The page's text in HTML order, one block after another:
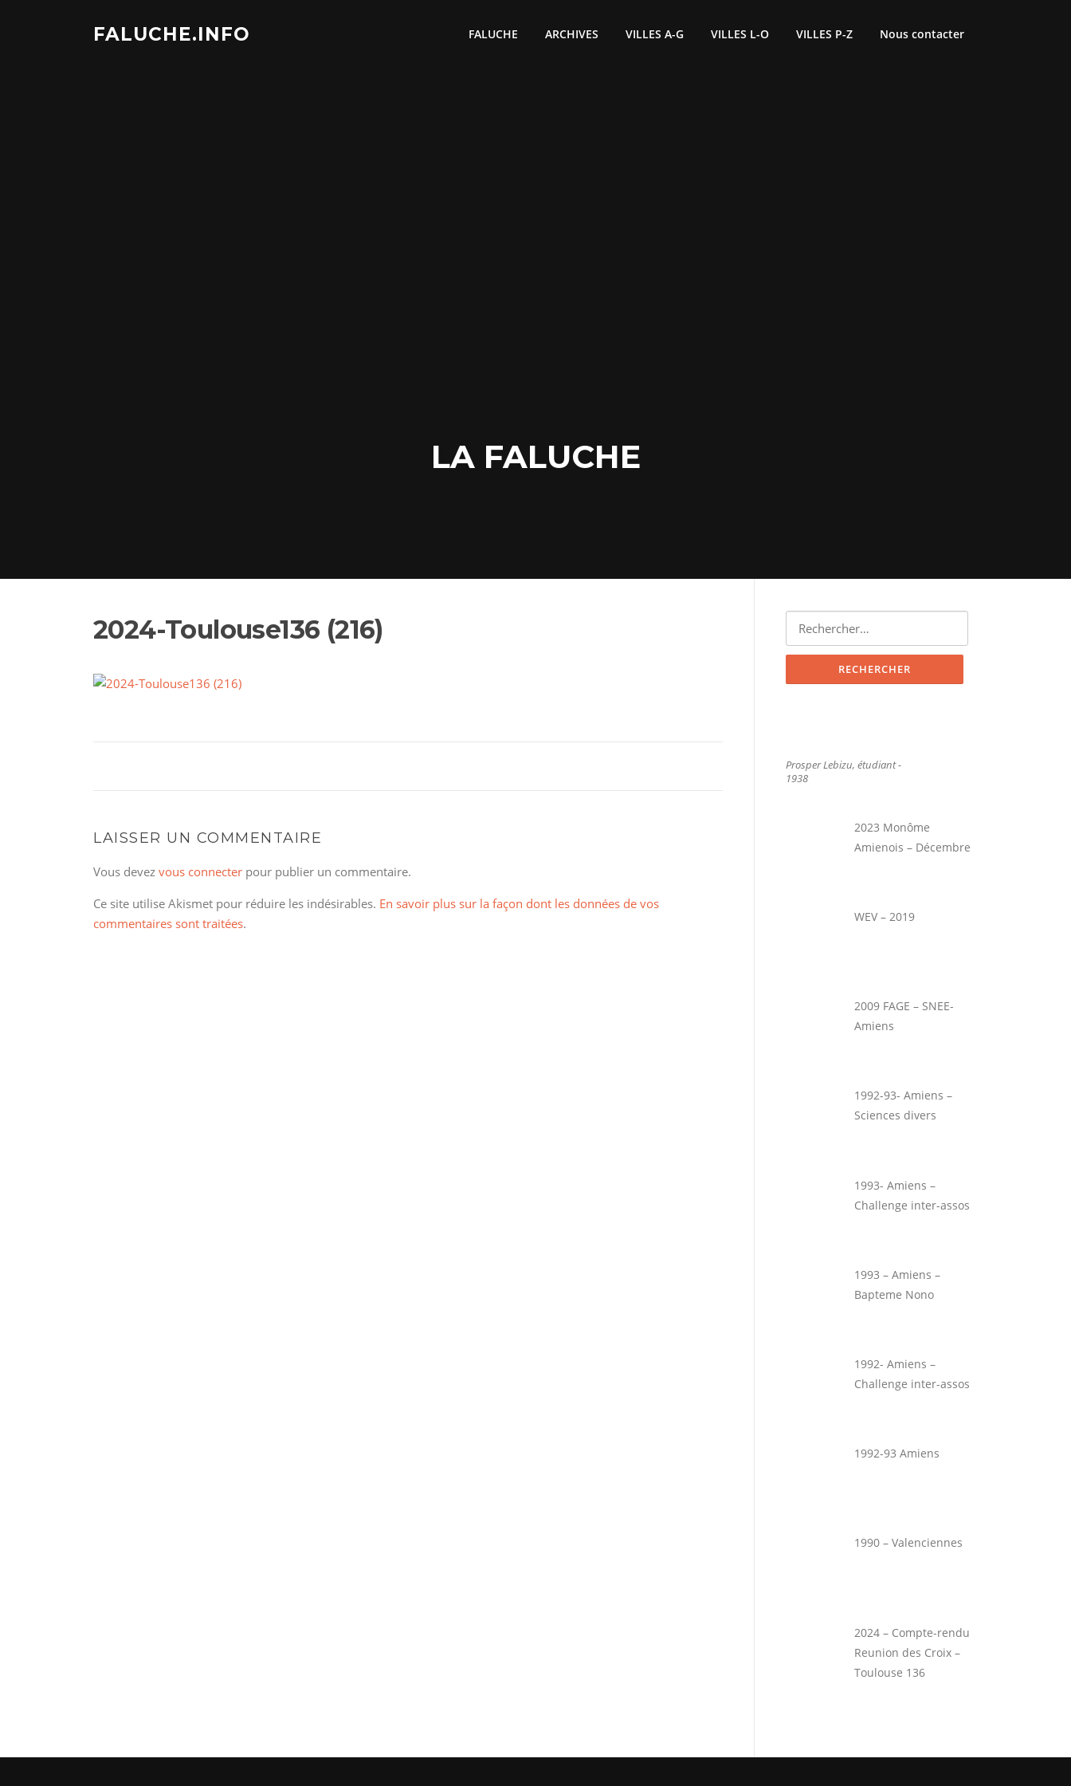
FALUCHE.INFO FALUCHE ARCHIVES VILLES A-G VILLES L-O VILLES P-Z Nous contacter
LA FALUCHE
2024-Toulouse136 (216)
LAISSER UN COMMENTAIRE
Vous devez vous connecter pour publier un commentaire.
Ce site utilise Akismet pour réduire les indésirables. En savoir plus sur la façon dont les données de vos
commentaires sont traitées.
Prosper Lebizu, étudiant -
1938
2023 Monôme
Amienois – Décembre
WEV – 2019
2009 FAGE – SNEE-
Amiens
1992-93- Amiens –
Sciences divers
1993- Amiens –
Challenge inter-assos
1993 – Amiens –
Bapteme Nono
1992- Amiens –
Challenge inter-assos
1992-93 Amiens
1990 – Valenciennes
2024 – Compte-rendu
Reunion des Croix –
Toulouse 136